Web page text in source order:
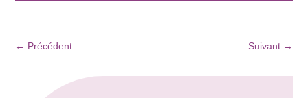
← Précédent Suivant→